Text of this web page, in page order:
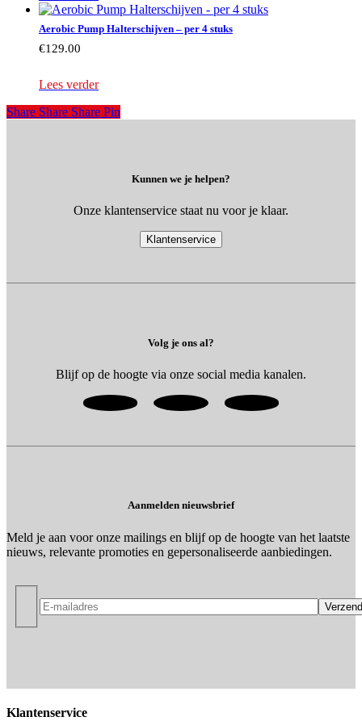
Aerobic Pump Halterschijven – per 4 stuks
€129.00
Lees verder
Share
Share Share Share Pin
Kunnen we je helpen?
Onze klantenservice staat nu voor je klaar.
Klantenservice
Volg je ons al?
Blijf op de hoogte via onze social media kanalen.
Aanmelden nieuwsbrief
Meld je aan voor onze mailings en blijf op de hoogte van het laatste
nieuws, relevante promoties en gepersonaliseerde aanbiedingen.
Klantenservice